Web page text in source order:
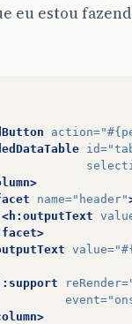
eu estou
action=
id=
name="header"
<h:outputText
value=
reRender=
event=